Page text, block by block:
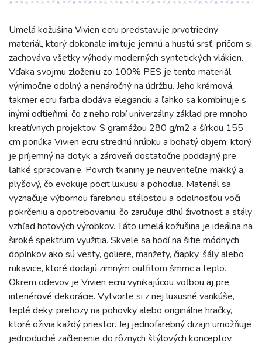
Umelá kožušina Vivien ecru predstavuje prvotriedny
materiál, ktorý dokonale imituje jemnú a hustú srsť, pričom si
zachováva všetky výhody moderných syntetických vlákien.
Vďaka svojmu zloženiu zo 100% PES je tento materiál
výnimočne odolný a nenáročný na údržbu. Jeho krémová,
takmer ecru farba dodáva eleganciu a ľahko sa kombinuje s
inými odtieňmi, čo z neho robí univerzálny základ pre mnoho
kreatívnych projektov. S gramážou 280 g/m2 a šírkou 155
cm ponúka Vivien ecru strednú hrúbku a bohatý objem, ktorý
je príjemný na dotyk a zároveň dostatočne poddajný pre
ľahké spracovanie. Povrch tkaniny je neuveriteľne mäkký a
plyšový, čo evokuje pocit luxusu a pohodlia. Materiál sa
vyznačuje výbornou farebnou stálosťou a odolnosťou voči
pokrčeniu a opotrebovaniu, čo zaručuje dlhú životnosť a stály
vzhľad hotových výrobkov. Táto umelá kožušina je ideálna na
široké spektrum využitia. Skvele sa hodí na šitie módnych
doplnkov ako sú vesty, goliere, manžety, čiapky, šály alebo
rukavice, ktoré dodajú zimným outfitom šmrnc a teplo.
Okrem odevov je Vivien ecru vynikajúcou voľbou aj pre
interiérové dekorácie. Vytvorte si z nej luxusné vankúše,
teplé deky, prehozy na pohovky alebo originálne hračky,
ktoré oživia každý priestor. Jej jednofarebný dizajn umožňuje
jednoduché začlenenie do rôznych štýlových konceptov.